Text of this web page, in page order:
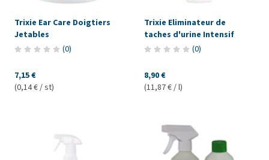
Trixie Ear Care Doigtiers
Jetables
(0)
7,15 €
(0,14 € / st)
Trixie Eliminateur de
taches d'urine Intensif
(0)
8,90 €
(11,87 € / l)